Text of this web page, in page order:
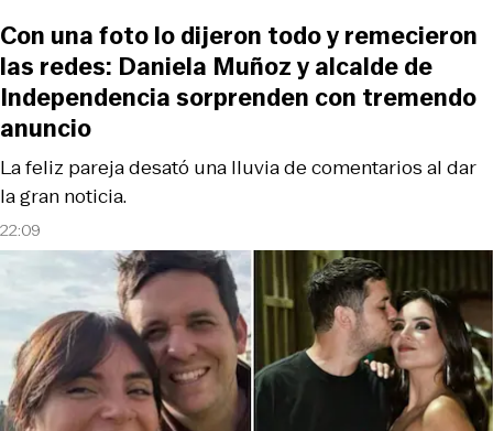
22:09
La feliz pareja desató una lluvia de comentarios al dar
la gran noticia.
Con una foto lo dijeron todo y remecieron
las redes: Daniela Muñoz y alcalde de
Independencia sorprenden con tremendo
anuncio